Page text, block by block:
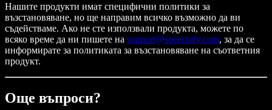
Нашите продукти имат специфични политики за
възстановяване, но ще направим всичко възможно да ви
съдействаме. Ако не сте използвали продукта, можете по
всяко време да ни пишете на support@speechify.com, за да се
информирате за политиката за възстановяване на съответния
продукт.
Още въпроси?